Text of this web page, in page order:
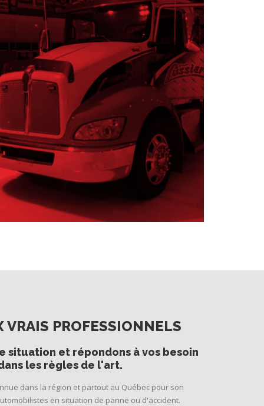
VRAIS PROFESSIONNELS
situation et répondons à vos besoin
les règles de l'art.
dans la région et partout au Québec pour son
en situation de panne ou d'accident.